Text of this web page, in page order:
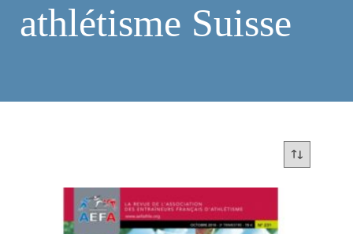
athlétisme Suisse